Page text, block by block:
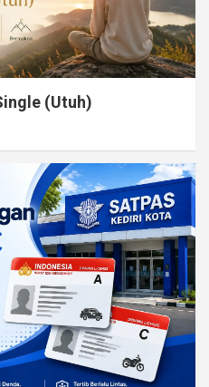
(Utuh)